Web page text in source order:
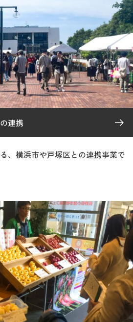
連携
、横浜市や戸塚区との連携事業で